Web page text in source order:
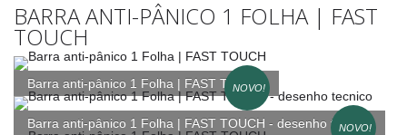
BARRA ANTI-PÂNICO 1 FOLHA | FAST
TOUCH
Barra anti-pânico 1 Folha | FAST TOUCH
NOVO!
Barra anti-pânico 1 Folha | FAST TOUCH - desenho tecnico
NOVO!